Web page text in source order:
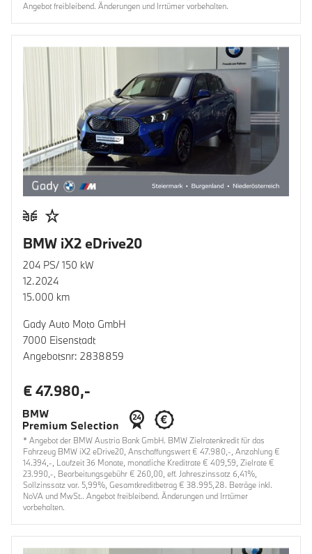
Angebot freibleibend. Änderungen und Irrtümer vorbehalten.
BMW iX2 eDrive20
204 PS/ 150 kW
12.2024
15.000 km
Gady Auto Moto GmbH
7000 Eisenstadt
Angebotsnr: 2838859
€ 47.980,-
* Angebot der BMW Austria Bank GmbH. BMW Zielratenkredit für das
Fahrzeug BMW iX2 eDrive20, Anschaffungswert € 47.980,-, Anzahlung €
14.394,-, Laufzeit 36 Monate, monatliche Kreditrate € 409,59, Zielrate €
23.990,-, Bearbeitungsgebühr € 260,00, eff. Jahreszinssatz 6,41%,
Sollzinssatz var. 5,99%, Gesamtkreditbetrag € 38.995,28. Beträge inkl.
NoVA und MwSt.. Angebot freibleibend. Änderungen und Irrtümer
vorbehalten.